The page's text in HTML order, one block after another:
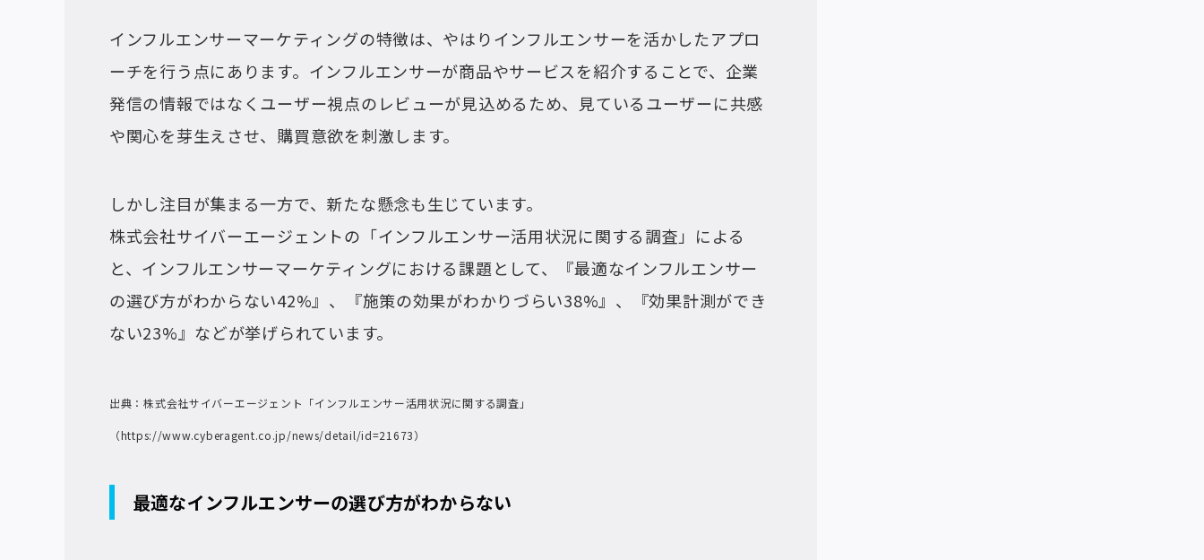
インフルエンサーマーケティングの特徴は、やはりインフルエンサーを活かしたアプロ
ーチを行う点にあります。インフルエンサーが商品やサービスを紹介することで、企業
発信の情報ではなくユーザー視点のレビューが見込めるため、見ているユーザーに共感
や関心を芽生えさせ、購買意欲を刺激します。
しかし注目が集まる一方で、新たな懸念も生じています。
株式会社サイバーエージェントの「インフルエンサー活用状況に関する調査」による
と、インフルエンサーマーケティングにおける課題として、『最適なインフルエンサー
の選び方がわからない42%』、『施策の効果がわかりづらい38%』、『効果計測ができ
ない23%』などが挙げられています。
出典：株式会社サイバーエージェント「インフルエンサー活用状況に関する調査」
（https://www.cyberagent.co.jp/news/detail/id=21673）
最適なインフルエンサーの選び方がわからない